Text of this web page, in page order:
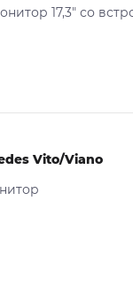
17,3" со
Vito/Viano